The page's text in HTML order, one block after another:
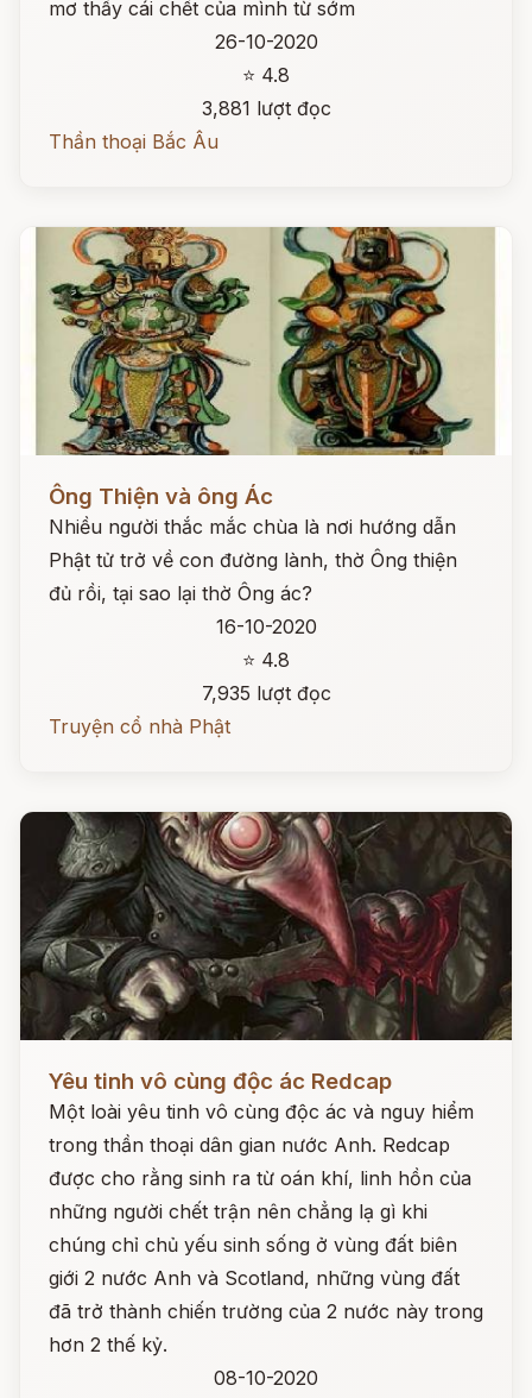
mơ thấy cái chết của mình từ sớm
26-10-2020
⭐ 4.8
3,881 lượt đọc
Thần thoại Bắc Âu
Đọc ngay
Ông Thiện và ông Ác
Nhiều người thắc mắc chùa là nơi hướng dẫn
Phật tử trở về con đường lành, thờ Ông thiện
đủ rồi, tại sao lại thờ Ông ác?
16-10-2020
⭐ 4.8
7,935 lượt đọc
Truyện cổ nhà Phật
Yêu tinh vô cùng độc ác Redcap
Một loài yêu tinh vô cùng độc ác và nguy hiểm
trong thần thoại dân gian nước Anh. Redcap
được cho rằng sinh ra từ oán khí, linh hồn của
những người chết trận nên chẳng lạ gì khi
chúng chỉ chủ yếu sinh sống ở vùng đất biên
giới 2 nước Anh và Scotland, những vùng đất
đã trở thành chiến trường của 2 nước này trong
hơn 2 thế kỷ.
08-10-2020